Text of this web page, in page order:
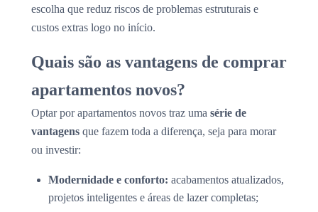
escolha que reduz riscos de problemas estruturais e
custos extras logo no início.
Quais são as vantagens de comprar
apartamentos novos?
Optar por apartamentos novos traz uma série de
vantagens que fazem toda a diferença, seja para morar
ou investir:
Modernidade e conforto: acabamentos atualizados,
projetos inteligentes e áreas de lazer completas;